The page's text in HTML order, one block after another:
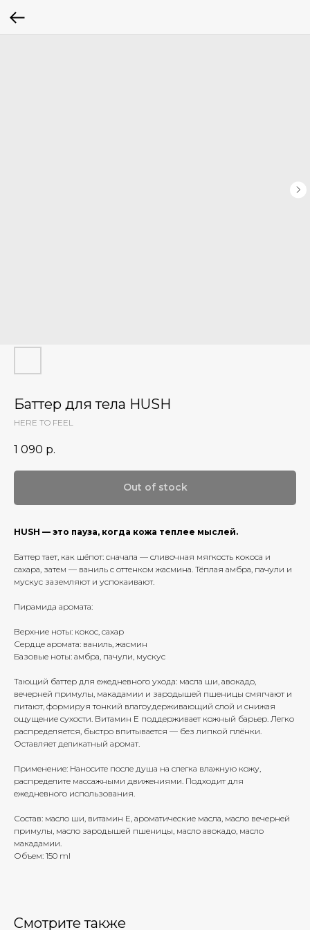
Баттер для тела HUSH
HERE TO FEEL
1 090 р.
Out of stock
HUSH — это пауза, когда кожа теплее мыслей.
Баттер тает, как шёпот: сначала — сливочная мягкость кокоса и
сахара, затем — ваниль с оттенком жасмина. Тёплая амбра, пачули и
мускус заземляют и успокаивают.
Пирамида аромата:
Верхние ноты: кокос, сахар
Сердце аромата: ваниль, жасмин
Базовые ноты: амбра, пачули, мускус
Тающий баттер для ежедневного ухода: масла ши, авокадо,
вечерней примулы, макадамии и зародышей пшеницы смягчают и
питают, формируя тонкий влагоудерживающий слой и снижая
ощущение сухости. Витамин Е поддерживает кожный барьер. Легко
распределяется, быстро впитывается — без липкой плёнки.
Оставляет деликатный аромат.
Применение: Наносите после душа на слегка влажную кожу,
распределите массажными движениями. Подходит для
ежедневного использования.
Состав: масло ши, витамин Е, ароматические масла, масло вечерней
примулы, масло зародышей пшеницы, масло авокадо, масло
макадамии.
Объем: 150 ml
Смотрите также